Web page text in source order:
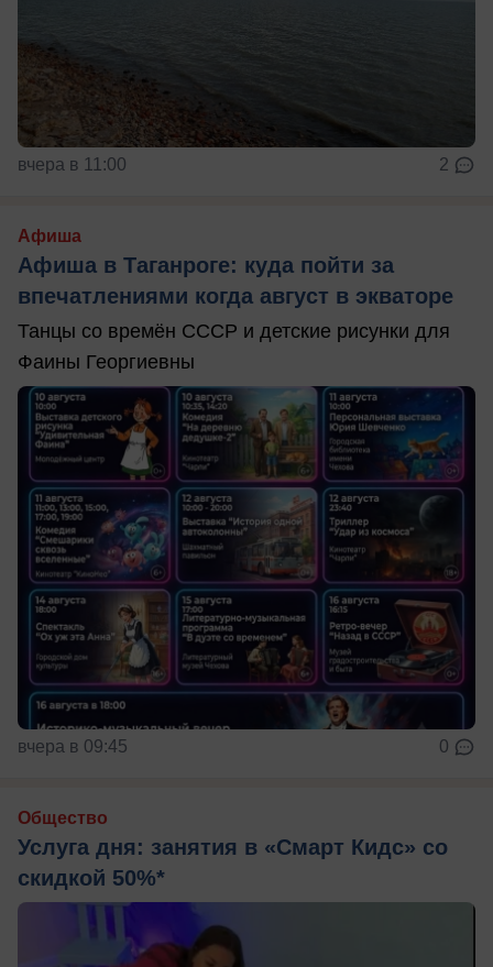
вчера в 11:00 2
Афиша
Афиша в Таганроге: куда пойти за
впечатлениями когда август в экваторе
Танцы со времён СССР и детские рисунки для
Фаины Георгиевны
вчера в 09:45 0
Общество
Услуга дня: занятия в «Смарт Кидс» со
скидкой 50%*